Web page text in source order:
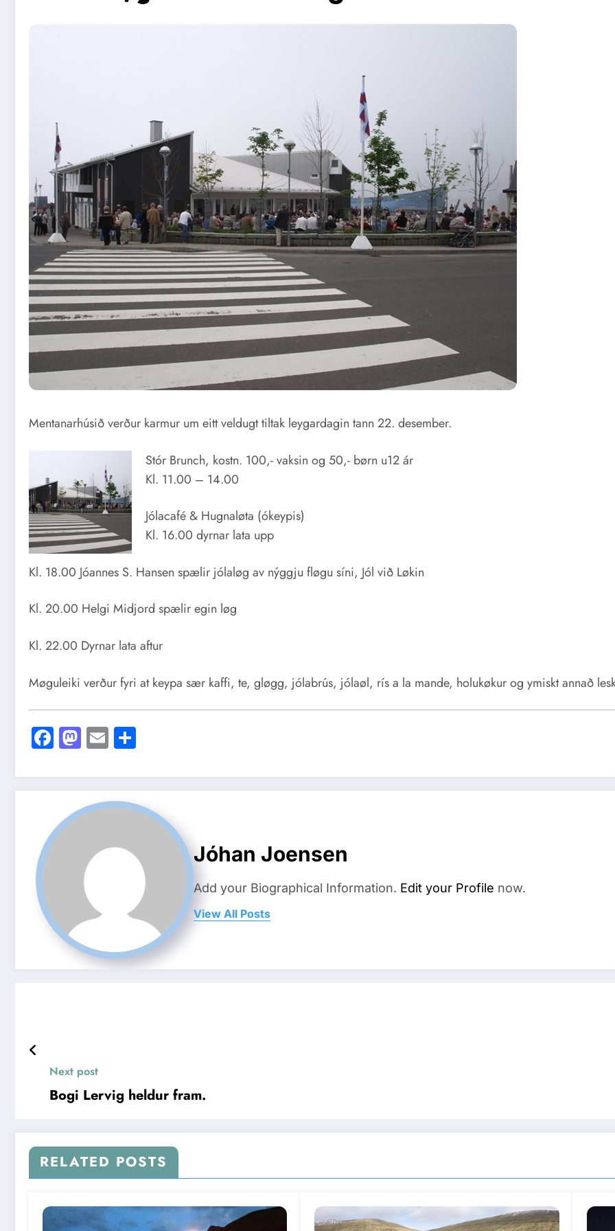
Mentanarhúsið verður karmur um eitt veldugt tiltak leygardagin tann 22. desember.
Stór Brunch, kostn. 100,- vaksin og 50,- børn u12 ár
Kl. 11.00 – 14.00
Jólacafé & Hugnaløta (ókeypis)
Kl. 16.00 dyrnar lata upp
Kl. 18.00 Jóannes S. Hansen spælir jólaløg av nýggju fløgu síni, Jól við Løkin
Kl. 20.00 Helgi Midjord spælir egin løg
Kl. 22.00 Dyrnar lata aftur
Møguleiki verður fyri at keypa sær kaffi, te, gløgg, jólabrús, jólaøl, rís a la mande, holukøkur og ymiskt annað
Facebook
Mastodon
Email
Jóhan Joensen
Add your Biographical Information. Edit your Profile now.
View All Posts
Next post
Bogi Lervig heldur fram.
RELATED POSTS